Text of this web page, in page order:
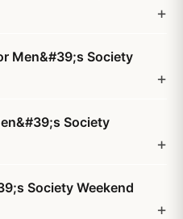
Men&#39;s Society
Society
Society Weekend